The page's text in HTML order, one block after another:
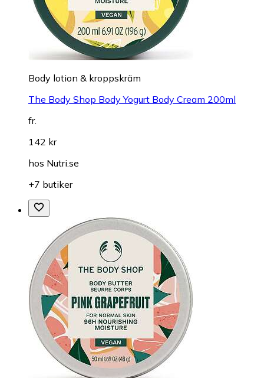
Body lotion & kroppskräm
The Body Shop Body Yogurt Body Cream 200ml
fr.
142 kr
hos Nutri.se
+7 butiker